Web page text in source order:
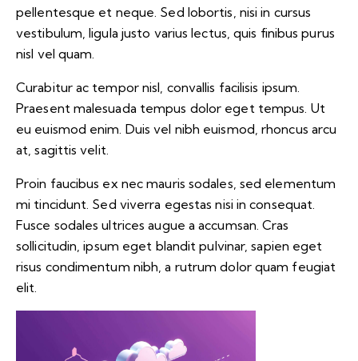
pellentesque et neque. Sed lobortis, nisi in cursus
vestibulum, ligula justo varius lectus, quis finibus purus
nisl vel quam.
Curabitur ac tempor nisl, convallis facilisis ipsum.
Praesent malesuada tempus dolor eget tempus. Ut
eu euismod enim. Duis vel nibh euismod, rhoncus arcu
at, sagittis velit.
Proin faucibus ex nec mauris sodales, sed elementum
mi tincidunt. Sed viverra egestas nisi in consequat.
Fusce sodales ultrices augue a accumsan. Cras
sollicitudin, ipsum eget blandit pulvinar, sapien eget
risus condimentum nibh, a rutrum dolor quam feugiat
elit.